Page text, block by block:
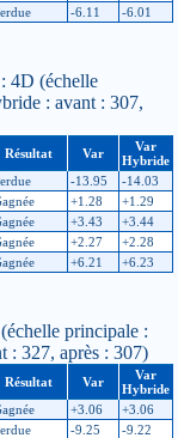
-6.11 -6.01
4D (échelle
: avant : 307,
Résultat Var
Var
Hybride
-13.95
-14.03
+1.28
+1.29
+3.43
+3.44
+2.27
+2.28
+6.21 +6.23
principale :
: 327, après : 307)
Résultat Var
Var
Hybride
+3.06
+3.06
-9.25
-9.22